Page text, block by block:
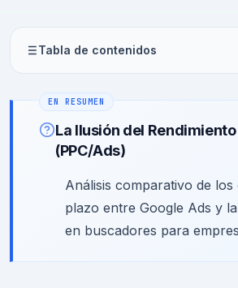
Tabla de contenidos
La Ilusión del
(PPC/Ads)
Análisis comparativo de
plazo entre Google Ads y
en buscadores para